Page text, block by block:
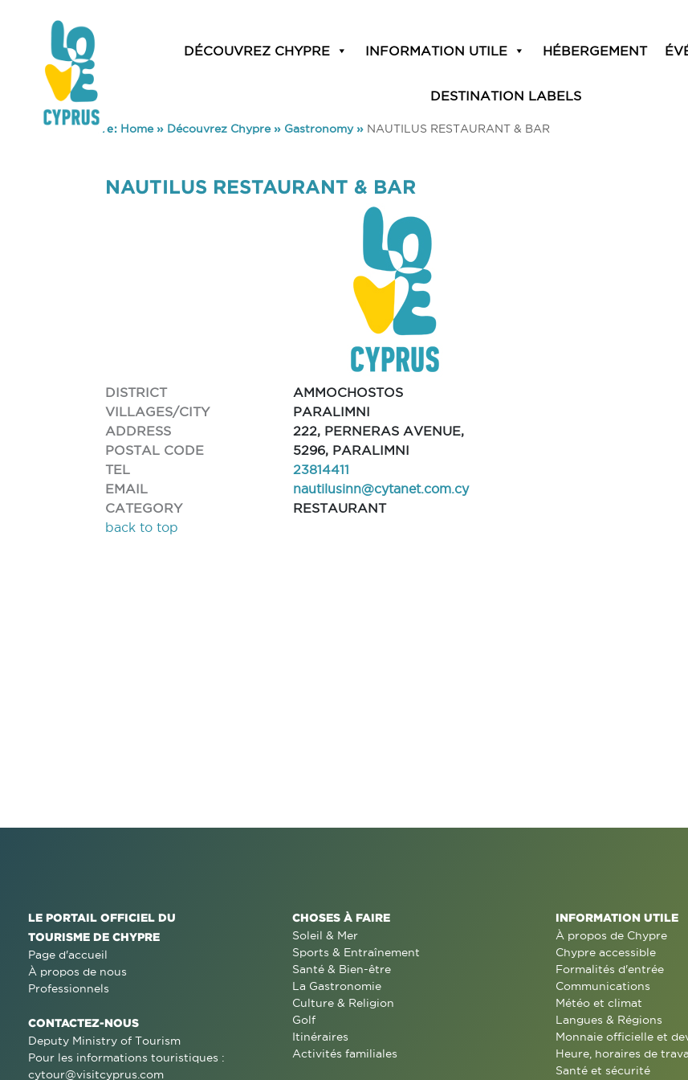
DÉCOUVREZ CHYPRE INFORMATION UTILE HÉBERGEMENT
DESTINATION LABELS
You are here: Home» Découvrez Chypre» Gastronomy» NAUTILUS RESTAURANT & BAR
NAUTILUS RESTAURANT & BAR
DISTRICT
AMMOCHOSTOS
VILLAGES/CITY
PARALIMNI
ADDRESS
222, PERNERAS AVENUE,
POSTAL CODE
5296, PARALIMNI
TEL
23814411
EMAIL
nautilusinn@cytanet.com.cy
CATEGORY
RESTAURANT
back to top
LE PORTAIL OFFICIEL DU
TOURISME DE CHYPRE
Page d'accueil
À propos de nous
Professionnels
CONTACTEZ-NOUS
Deputy Ministry of Tourism
Pour les informations touristiques :
cytour@visitcyprus.com
CHOSES À FAIRE
Soleil & Mer
Sports & Entraînement
Santé & Bien-être
La Gastronomie
Culture & Religion
Golf
Itinéraires
Activités familiales
INFORMATION UTILE
À propos de Chypre
Chypre accessible
Formalités d'entrée
Communications
Météo et climat
Langues & Régions
Monnaie officielle et
Heure, horaires de
Santé et sécurité